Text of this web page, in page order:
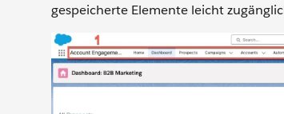
gespeicherte Elemente leicht